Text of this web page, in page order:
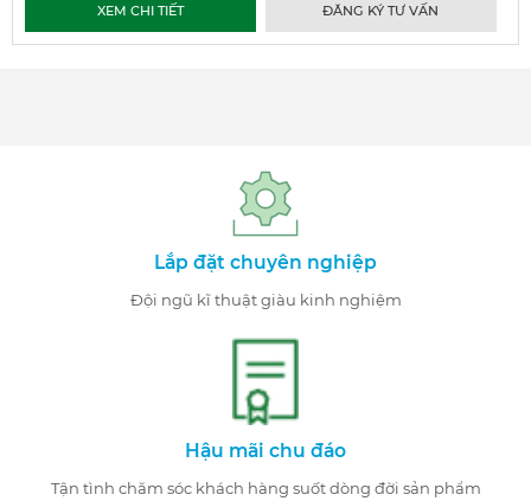
XEM CHI TIẾT ĐĂNG KÝ TƯ VẤN
Lắp đặt chuyên nghiệp
Đội ngũ kĩ thuật giàu kinh nghiệm
Hậu mãi chu đáo
Tận tình chăm sóc khách hàng suốt dòng đời sản phẩm